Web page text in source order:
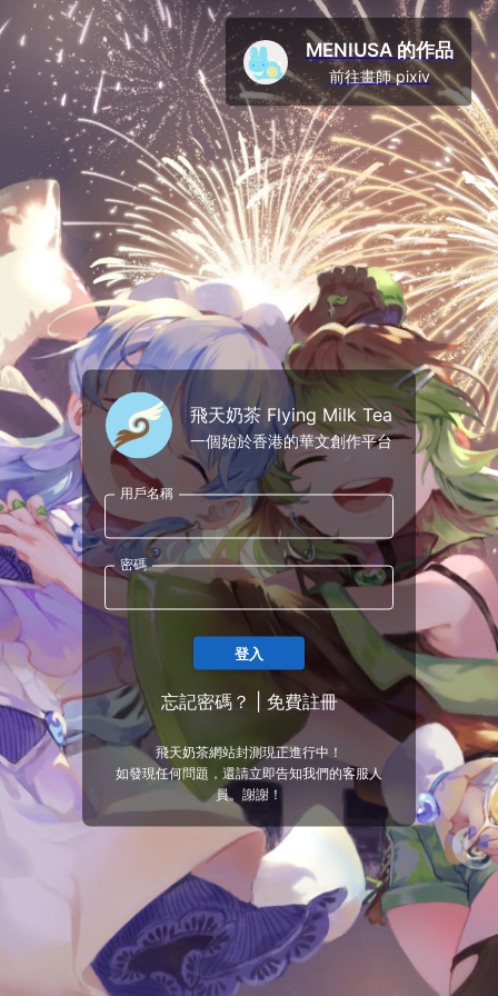
飛天奶茶 Flying Milk Tea
一個始於香港的華文創作平台
用戶名稱
密碼
登入
忘記密碼？ 免費註冊
飛天奶茶網站封測現正進行中！
如發現任何問題，還請立即告知我們的客服人
員。謝謝！
MENIUSA 的作品
前往畫師 pixiv